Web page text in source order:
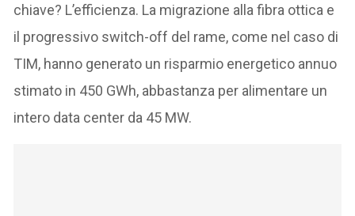
chiave? L’efficienza. La migrazione alla fibra ottica e
il progressivo switch-off del rame, come nel caso di
TIM, hanno generato un risparmio energetico annuo
stimato in 450 GWh, abbastanza per alimentare un
intero data center da 45 MW.